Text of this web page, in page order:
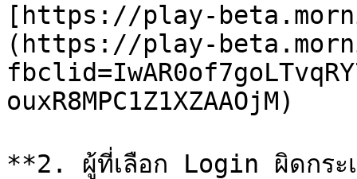
[https://play-
(https://play-
ouxR8MPC1Z1XZAAOjM)
**2. ผู้ที่เลือก Login ผิดกระ